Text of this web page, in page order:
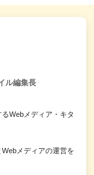
ル編集長
Webメディア・キタ
メディアの運営を